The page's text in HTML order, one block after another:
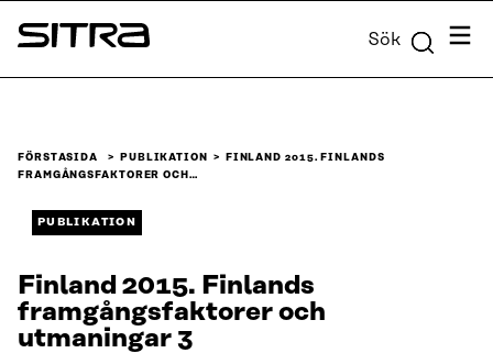
Skip to
content
Sitra Sök Meny
FÖRSTASIDA PUBLIKATION
FINLAND 2015. FINLANDS
FRAMGÅNGSFAKTORER OCH…
PUBLIKATION
Finland 2015. Finlands
framgångsfaktorer och
utmaningar 3